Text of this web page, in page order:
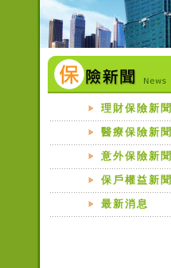
理財保險新聞
醫療保險新聞
意外保險新聞
保戶權益新聞
最新消息